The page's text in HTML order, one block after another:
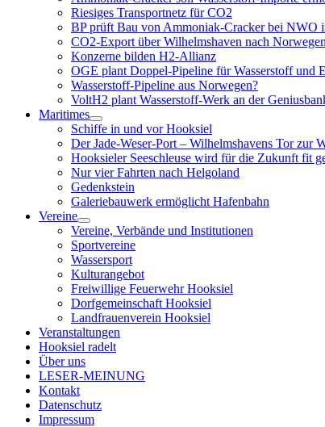
Riesiges Transportnetz für CO2
BP prüft Bau von Ammoniak-Cracker bei NWO
CO2-Export über Wilhelmshaven nach Norwegen
Konzerne bilden H2-Allianz
OGE plant Doppel-Pipeline für Wasserstoff und
Wasserstoff-Pipeline aus Norwegen?
VoltH2 plant Wasserstoff-Werk an der
Maritimes
Menü
öffnen
Schiffe in und vor Hooksiel
Der Jade-Weser-Port – Wilhelmshavens Tor zur
Hooksieler Seeschleuse wird für die Zukunft fit
Nur vier Fahrten nach Helgoland
Gedenkstein
Galeriebauwerk ermöglicht Hafenbahn
Vereine
Menü
öffnen
Vereine, Verbände und Institutionen
Sportvereine
Wassersport
Kulturangebot
Freiwillige Feuerwehr Hooksiel
Dorfgemeinschaft Hooksiel
Landfrauenverein Hooksiel
Veranstaltungen
Hooksiel radelt
Über uns
LESER-MEINUNG
Kontakt
Datenschutz
Impressum